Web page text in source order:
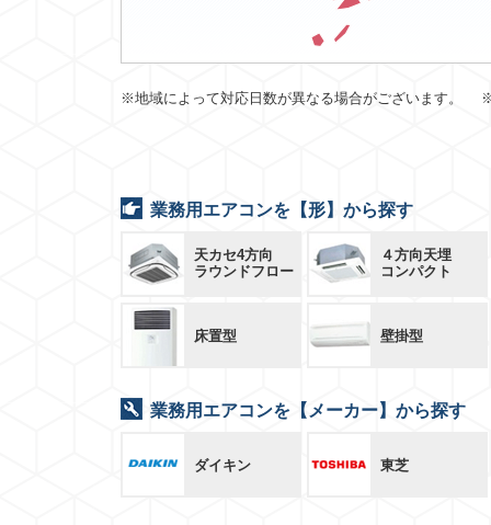
※地域によって対応日数が異なる場合がございます。
業務用エアコンを【形】から探す
天カセ4方向
ラウンドフロー
４方向天埋
コンパクト
床置型 壁掛型
業務用エアコンを【メーカー】から探す
ダイキン 東芝